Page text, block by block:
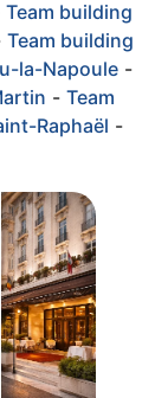
Team building
Team building
la-Napoule -
- Team
Raphaël -